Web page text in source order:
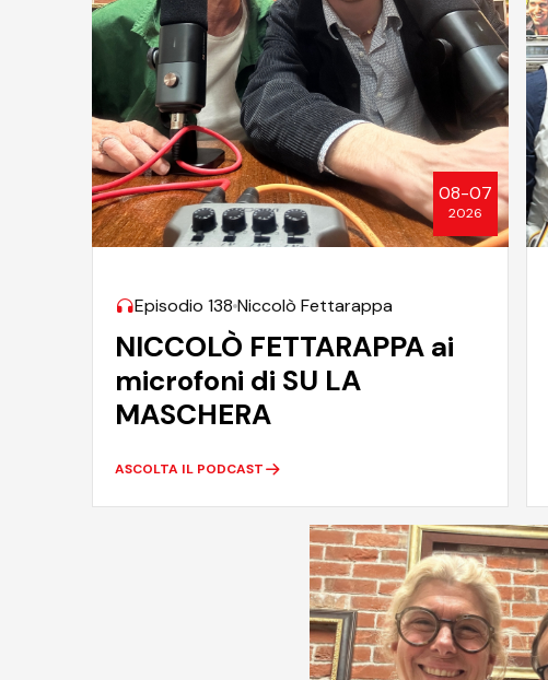
08-07
2026
Episodio 138 Niccolò Fettarappa
NICCOLÒ FETTARAPPA ai
microfoni di SU LA
MASCHERA
ASCOLTA IL PODCAST